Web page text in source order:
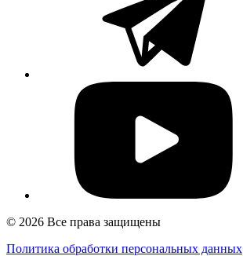
© 2026 Все права защищены
Политика обработки персональных данных